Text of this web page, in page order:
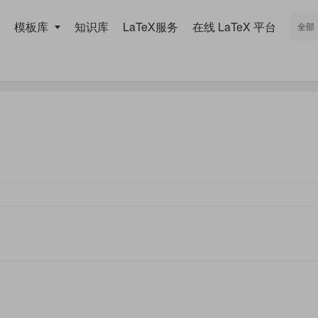
模板库 知识库 LaTeX服务 在线 LaTeX 平台